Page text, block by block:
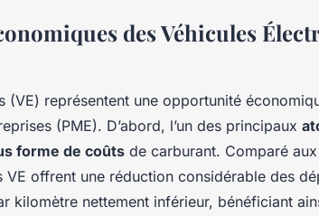
des Véhicules
(VE) représentent une opportunité
(PME). D’abord, l’un des principaux
forme de coûts de carburant. Comparé
VE offrent une réduction considérable des
kilomètre nettement inférieur, bénéficiant